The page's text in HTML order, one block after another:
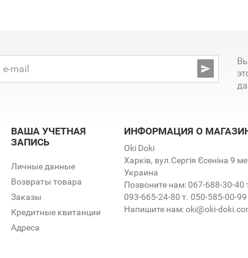

ВАША УЧЕТНАЯ
ЗАПИСЬ
Личные данные
Возвраты товара
Заказы
Кредитные квитанции
Адреса
ИНФОРМАЦИЯ О
Oki Doki
Харків, вул.Сергія Єсеніна 9
Украина
Позвоните нам:067-688-30-40
093-665-24-80 т. 050-585-00-99
Напишите нам:oki@oki-